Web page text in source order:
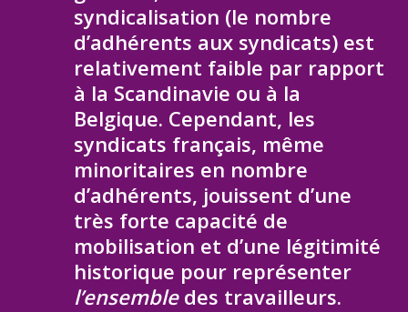
syndicalisation (le nombre
d’adhérents aux syndicats) est
relativement faible par rapport
à la Scandinavie ou à la
Belgique. Cependant, les
syndicats français, même
minoritaires en nombre
d’adhérents, jouissent d’une
très forte capacité de
mobilisation et d’une légitimité
historique pour représenter
l’ensembledes travailleurs.